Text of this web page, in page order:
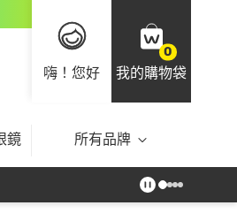
嗨！您好
0
我的購物袋
鏡 所有品牌